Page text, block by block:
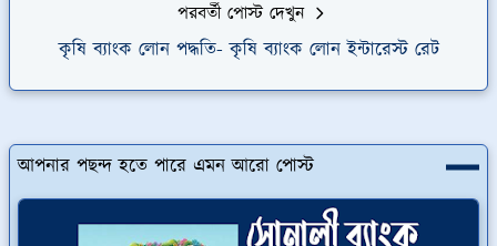
পরবর্তী পোস্ট দেখুন
কৃষি ব্যাংক লোন পদ্ধতি- কৃষি ব্যাংক লোন ইন্টারেস্ট রেট
আপনার পছন্দ হতে পারে এমন আরো পোস্ট